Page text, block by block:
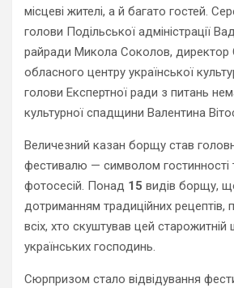
місцеві жителі, а й багато гостей.
голови Подільської адміністрації
райради Микола Соколов, директор
обласного центру української
голови Експертної ради з питань
культурної спадщини Валентина
Величезний казан борщу став
фестивалю — символом
фотосесій. Понад 15 видів борщу,
дотриманням традиційних рецептів,
всіх, хто скуштував цей старожитній
українських господинь.
Сюрпризом стало відвідування